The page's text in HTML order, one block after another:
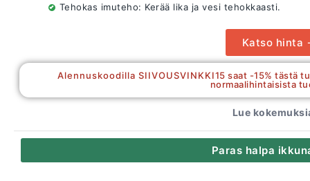
Tehokas imuteho: Kerää lika ja vesi tehokkaasti.
Katso hinta
Alennuskoodilla SIIVOUSVINKKI15 saat -15% tästä
normaalihintaisista
Lue
Paras halpa